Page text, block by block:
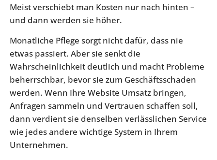
Meist verschiebt man Kosten nur nach hinten –
und dann werden sie höher.
Monatliche Pflege sorgt nicht dafür, dass nie
etwas passiert. Aber sie senkt die
Wahrscheinlichkeit deutlich und macht Probleme
beherrschbar, bevor sie zum Geschäftsschaden
werden. Wenn Ihre Website Umsatz bringen,
Anfragen sammeln und Vertrauen schaffen soll,
dann verdient sie denselben verlässlichen Service
wie jedes andere wichtige System in Ihrem
Unternehmen.